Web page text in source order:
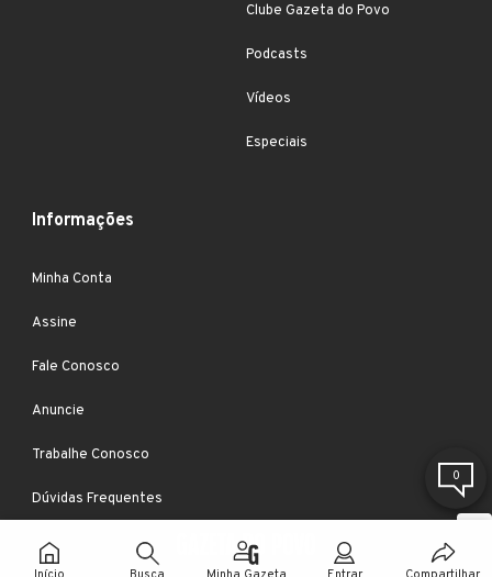
Clube Gazeta do Povo
Podcasts
Vídeos
Especiais
Informações
Minha Conta
Assine
Fale Conosco
Anuncie
Trabalhe Conosco
Dúvidas Frequentes
0